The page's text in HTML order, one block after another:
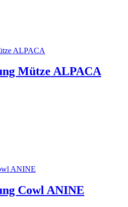
Mütze ALPACA
Cowl ANINE